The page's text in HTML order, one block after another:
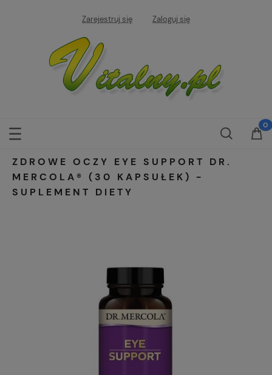
Zarejestruj się Zaloguj się
ZDROWE OCZY EYE SUPPORT DR.
MERCOLA® (30 KAPSUŁEK) -
SUPLEMENT DIETY